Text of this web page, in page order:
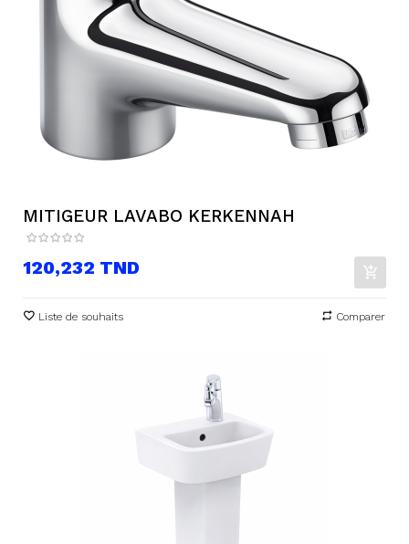
MITIGEUR LAVABO KERKENNAH
Prix
120,232 TND
Liste de souhaits Comparer